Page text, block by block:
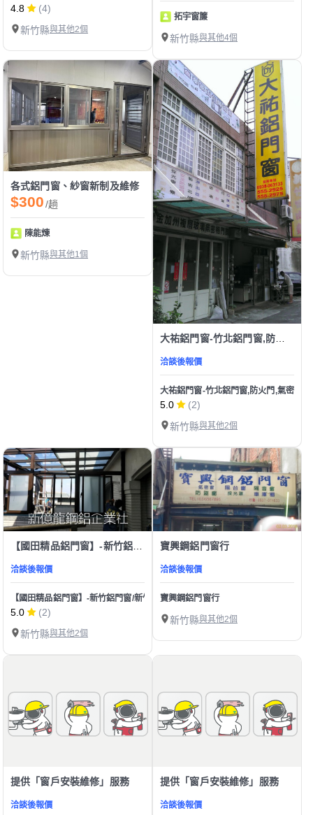
4.8
(4)
新竹縣與其他2個
拓宇窗簾
新竹縣與其他4個
各式鋁門窗、紗窗新制及維修
$300/趟
陳能煉
新竹縣與其他1個
大祐鋁門窗-竹北鋁門窗,防火門,氣密門窗&玻璃屋
洽談後報價
大祐鋁門窗-竹北鋁門窗,防火門,氣密門
5.0
(2)
新竹縣與其他2個
【國田精品鋁門窗】-新竹鋁門窗/新竹氣密窗-陽台窗-隔音窗-
洽談後報價
【國田精品鋁門窗】-新竹鋁門窗/新竹氣密窗-陽台窗-隔音窗-
5.0
(2)
新竹縣與其他2個
寶興鋼鋁門窗行
洽談後報價
寶興鋼鋁門窗行
新竹縣與其他2個
提供「窗戶安裝維修」服務
洽談後報價
提供「窗戶安裝維修」服務
洽談後報價